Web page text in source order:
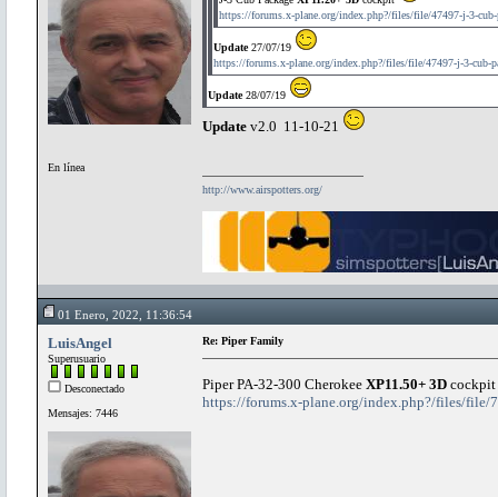
En línea
https://forums.x-plane.org/index.php?/files/file/47497-j-3-cub-
Update27/07/19
https://forums.x-plane.org/index.php?/files/file/47497-j-3-cub-
Update28/07/19
Update v2.0 11-10-21
http://www.airspotters.org/
01 Enero, 2022, 11:36:54
LuisAngel
Superusuario
Desconectado
Mensajes: 7446
Re: Piper Family
Piper PA-32-300 Cherokee XP11.50+ 3D cockpit
https://forums.x-plane.org/index.php?/files/file/